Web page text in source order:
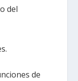
del
de